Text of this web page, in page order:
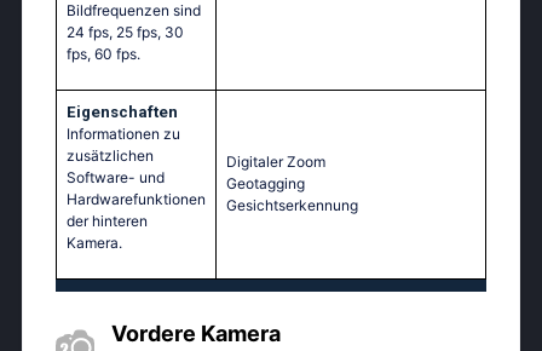
Bildfrequenzen sind
24 fps, 25 fps, 30
fps, 60 fps.
Eigenschaften
Informationen zu
zusätzlichen
Software- und
Hardwarefunktionen
der hinteren
Kamera.
Digitaler Zoom
Geotagging
Gesichtserkennung
Vordere Kamera